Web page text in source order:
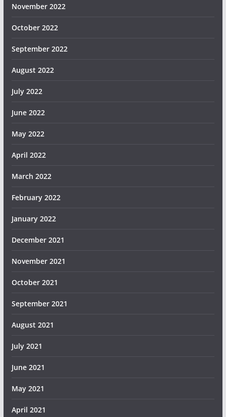
November 2022
October 2022
September 2022
August 2022
July 2022
June 2022
May 2022
April 2022
March 2022
February 2022
January 2022
December 2021
November 2021
October 2021
September 2021
August 2021
July 2021
June 2021
May 2021
April 2021